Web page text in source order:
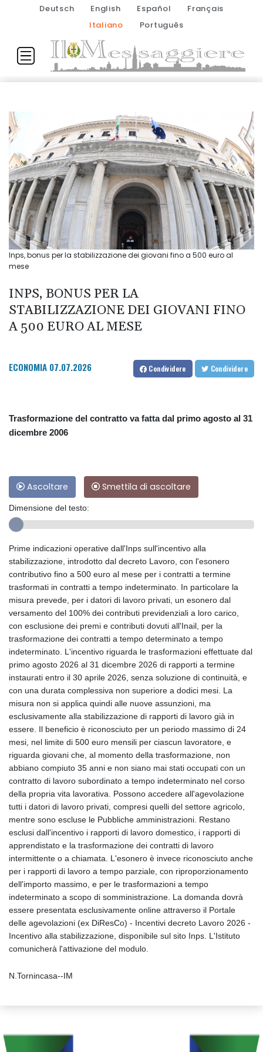
Deutsch English Español
Français
Italiano
Português
Inps, bonus per la stabilizzazione dei giovani fino a 500 euro al
mese
INPS, BONUS PER LA
STABILIZZAZIONE DEI GIOVANI FINO
A 500 EURO AL MESE
ECONOMIA 07.07.2026 Condividere Condividere
Trasformazione del contratto va fatta dal primo agosto al 31
dicembre 2006
Ascoltare Smettila di ascoltare
Dimensione del testo:
Prime indicazioni operative dall'Inps sull'incentivo alla
stabilizzazione, introdotto dal decreto Lavoro, con l'esonero
contributivo fino a 500 euro al mese per i contratti a termine
trasformati in contratti a tempo indeterminato. In particolare la
misura prevede, per i datori di lavoro privati, un esonero dal
versamento del 100% dei contributi previdenziali a loro carico,
con esclusione dei premi e contributi dovuti all'Inail, per la
trasformazione dei contratti a tempo determinato a tempo
indeterminato. L'incentivo riguarda le trasformazioni effettuate dal
primo agosto 2026 al 31 dicembre 2026 di rapporti a termine
instaurati entro il 30 aprile 2026, senza soluzione di continuità, e
con una durata complessiva non superiore a dodici mesi. La
misura non si applica quindi alle nuove assunzioni, ma
esclusivamente alla stabilizzazione di rapporti di lavoro già in
essere. Il beneficio è riconosciuto per un periodo massimo di 24
mesi, nel limite di 500 euro mensili per ciascun lavoratore, e
riguarda giovani che, al momento della trasformazione, non
abbiano compiuto 35 anni e non siano mai stati occupati con un
contratto di lavoro subordinato a tempo indeterminato nel corso
della propria vita lavorativa. Possono accedere all'agevolazione
tutti i datori di lavoro privati, compresi quelli del settore agricolo,
mentre sono escluse le Pubbliche amministrazioni. Restano
esclusi dall'incentivo i rapporti di lavoro domestico, i rapporti di
apprendistato e la trasformazione dei contratti di lavoro
intermittente o a chiamata. L'esonero è invece riconosciuto anche
per i rapporti di lavoro a tempo parziale, con riproporzionamento
dell'importo massimo, e per le trasformazioni a tempo
indeterminato a scopo di somministrazione. La domanda dovrà
essere presentata esclusivamente online attraverso il Portale
delle agevolazioni (ex DiResCo) - Incentivi decreto Lavoro 2026 -
Incentivo alla stabilizzazione, disponibile sul sito Inps. L'Istituto
comunicherà l'attivazione del modulo.
N.Tornincasa--IM